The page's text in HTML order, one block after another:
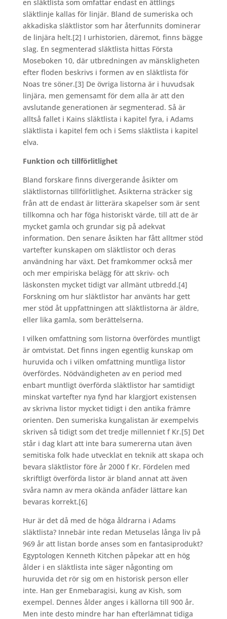
en släktlista som omfattar endast en ättlings
släktlinje kallas för linjär. Bland de sumeriska och
akkadiska släktlistor som har återfunnits dominerar
de linjära helt.[2] I urhistorien, däremot, finns bägge
slag. En segmenterad släktlista hittas Första
Moseboken 10, där utbredningen av mänskligheten
efter floden beskrivs i formen av en släktlista för
Noas tre söner.[3] De övriga listorna är i huvudsak
linjära, men gemensamt för dem alla är att den
avslutande generationen är segmenterad. Så är
alltså fallet i Kains släktlista i kapitel fyra, i Adams
släktlista i kapitel fem och i Sems släktlista i kapitel
elva.
Funktion och tillförlitlighet
Bland forskare finns divergerande åsikter om
släktlistornas tillförlitlighet. Åsikterna sträcker sig
från att de endast är litterära skapelser som är sent
tillkomna och har föga historiskt värde, till att de är
mycket gamla och grundar sig på adekvat
information. Den senare åsikten har fått alltmer stöd
vartefter kunskapen om släktlistor och deras
användning har växt. Det framkommer också mer
och mer empiriska belägg för att skriv- och
läskonsten mycket tidigt var allmänt utbredd.[4]
Forskning om hur släktlistor har använts har gett
mer stöd åt uppfattningen att släktlistorna är äldre,
eller lika gamla, som berättelserna.
I vilken omfattning som listorna överfördes muntligt
är omtvistat. Det finns ingen egentlig kunskap om
huruvida och i vilken omfattning muntliga listor
överfördes. Nödvändigheten av en period med
enbart muntligt överförda släktlistor har samtidigt
minskat vartefter nya fynd har klargjort existensen
av skrivna listor mycket tidigt i den antika främre
orienten. Den sumeriska kungalistan är exempelvis
skriven så tidigt som det tredje millenniet f Kr.[5] Det
står i dag klart att inte bara sumererna utan även
semitiska folk hade utvecklat en teknik att skapa och
bevara släktlistor före år 2000 f Kr. Fördelen med
skriftligt överförda listor är bland annat att även
svåra namn av mera okända anfäder lättare kan
bevaras korrekt.[6]
Hur är det då med de höga åldrarna i Adams
släktlista? Innebär inte redan Metuselas långa liv på
969 år att listan borde anses som en fantasiprodukt?
Egyptologen Kenneth Kitchen påpekar att en hög
ålder i en släktlista inte säger någonting om
huruvida det rör sig om en historisk person eller
inte. Han ger Enmebaragisi, kung av Kish, som
exempel. Dennes ålder anges i källorna till 900 år.
Men inte desto mindre har han efterlämnat tidiga